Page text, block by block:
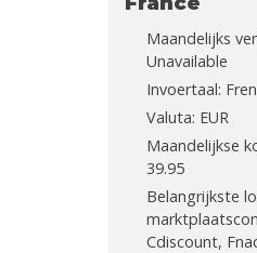
Maandelijks
Unavailable
Invoertaal:
Valuta: EUR
Maandelijkse
39.95
Belangrijkste
Cdiscount,